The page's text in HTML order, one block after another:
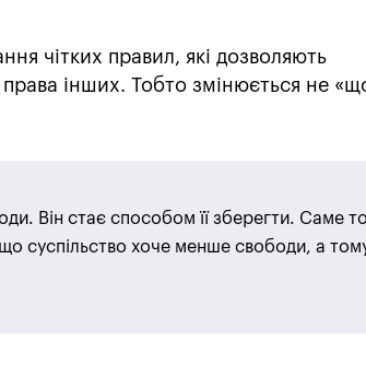
чітких правил, які дозволяють
інших. Тобто змінюється не
Він стає способом її зберегти. Саме
суспільство хоче менше свободи, а